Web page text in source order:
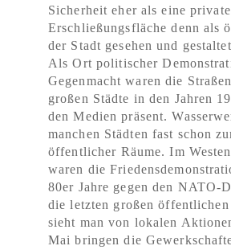
Sicherheit eher als eine private
Erschließungsfläche denn als
der Stadt gesehen und
Als Ort politischer
Gegenmacht waren die
großen Städte in den Jahren
den Medien präsent.
manchen Städten fast schon
öffentlicher Räume. Im
waren die
80er Jahre gegen den NATO-
die letzten großen
sieht man von lokalen
Mai bringen die